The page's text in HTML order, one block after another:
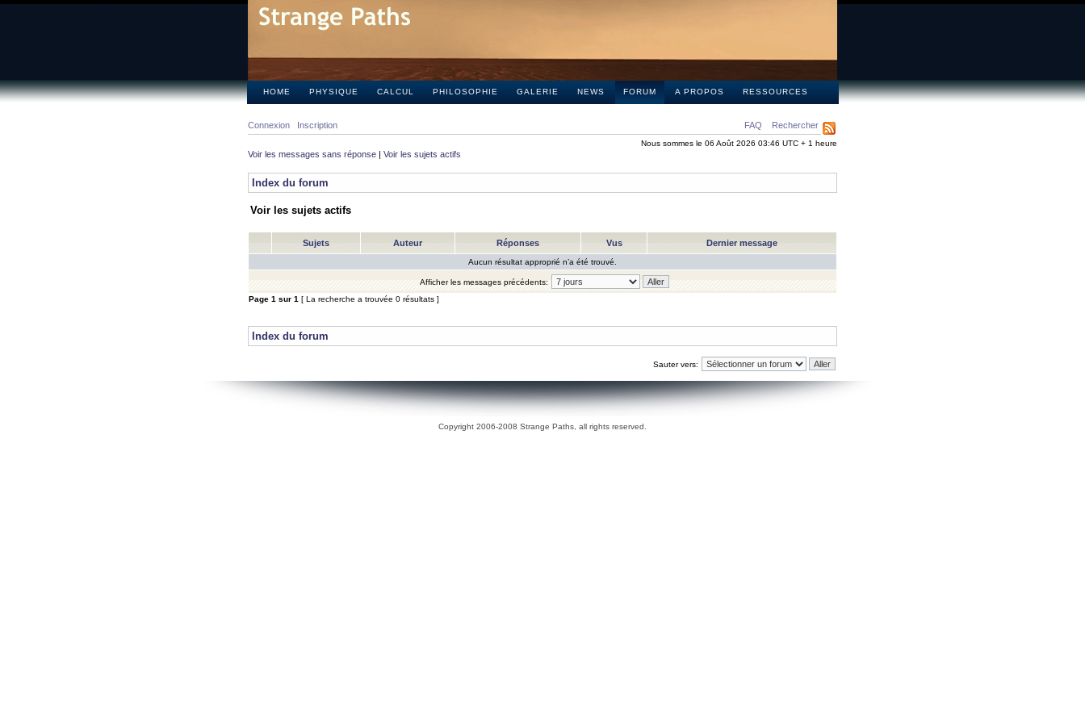
HOME PHYSIQUE CALCUL PHILOSOPHIE GALERIE NEWS FORUM A PROPOS RESSOURCES
FAQ Rechercher
Connexion Inscription
Nous sommes le 06 Août 2026 03:46 UTC + 1 heure
Voir les messages sans réponse | Voir les sujets actifs
Index du forum
Voir les sujets actifs
Sujets Auteur Réponses Vus Dernier message
Aucun résultat approprié n’a été trouvé.
Afficher les messages précédents:
Page 1 sur 1 [ La recherche a trouvée 0 résultats ]
Index du forum
Sauter vers:
Copyright 2006-2008 Strange Paths, all rights reserved.